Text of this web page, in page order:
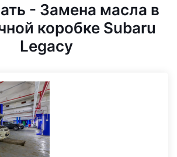
- Замена масла в
коробке Subaru
Legacy